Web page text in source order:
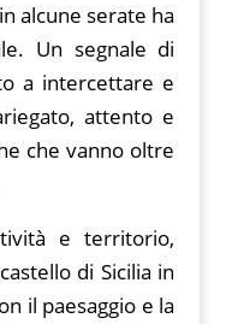
alcune serate ha
Un segnale di
a intercettare e
attento e
che vanno oltre
e territorio,
di Sicilia in
il paesaggio e la